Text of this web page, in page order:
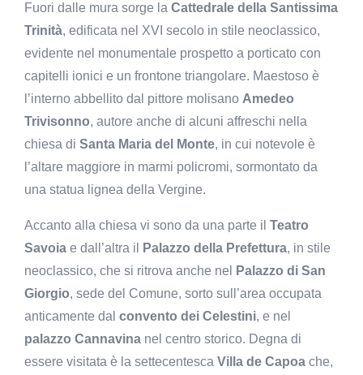
Fuori dalle mura sorge la Cattedrale della Santissima
Trinità, edificata nel XVI secolo in stile neoclassico,
evidente nel monumentale prospetto a porticato con
capitelli ionici e un frontone triangolare. Maestoso è
l’interno abbellito dal pittore molisano Amedeo
Trivisonno, autore anche di alcuni affreschi nella
chiesa di Santa Maria del Monte, in cui notevole è
l’altare maggiore in marmi policromi, sormontato da
una statua lignea della Vergine.
Accanto alla chiesa vi sono da una parte il Teatro
Savoia e dall’altra il Palazzo della Prefettura, in stile
neoclassico, che si ritrova anche nel
Palazzo di San
Giorgio, sede del Comune, sorto sull’area occupata
anticamente dal convento dei Celestini, e nel
palazzo Cannavina nel centro storico. Degna di
essere visitata è la settecentesca Villa de Capoa che,